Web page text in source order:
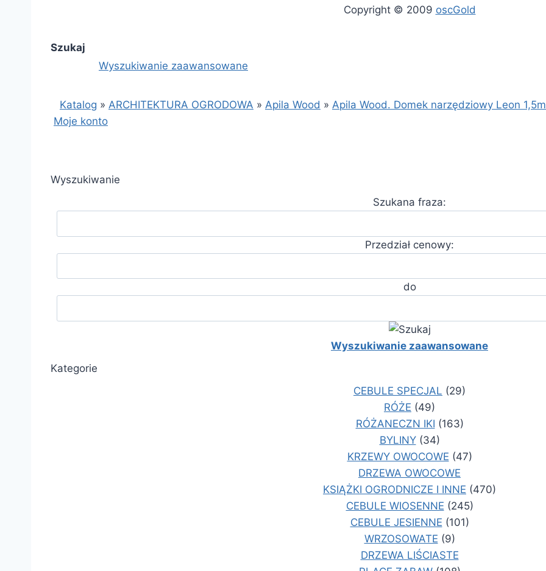
Copyright © 2009 oscGold
Szukaj
Wyszukiwanie zaawansowane
Katalog » ARCHITEKTURA OGRODOWA » Apila Wood » Apila Wood. Domek narzędziowy Leon
Moje konto
Wyszukiwanie
Szukana fraza:
Przedział cenowy:
do
Wyszukiwanie zaawansowane
Kategorie
CEBULE SPECJAL (29)
RÓŻE (49)
RÓŻANECZN IKI (163)
BYLINY(34)
KRZEWY OWOCOWE (47)
DRZEWA OWOCOWE
KSIĄŻKI OGRODNICZE I INNE (470)
CEBULE WIOSENNE (245)
CEBULE JESIENNE (101)
WRZOSOWATE (9)
DRZEWA LIŚCIASTE